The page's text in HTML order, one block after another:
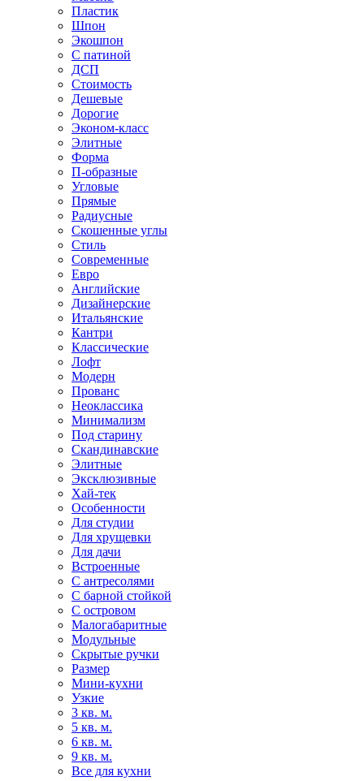
Пластик
Шпон
Экошпон
С патиной
ДСП
Стоимость
Дешевые
Дорогие
Эконом-класс
Элитные
Форма
П-образные
Угловые
Прямые
Радиусные
Скошенные углы
Стиль
Современные
Евро
Английские
Дизайнерские
Итальянские
Кантри
Классические
Лофт
Модерн
Прованс
Неоклассика
Минимализм
Под старину
Скандинавские
Элитные
Эксклюзивные
Хай-тек
Особенности
Для студии
Для хрущевки
Для дачи
Встроенные
С антресолями
С барной стойкой
С островом
Малогабаритные
Модульные
Скрытые ручки
Размер
Мини-кухни
Узкие
3 кв. м.
5 кв. м.
6 кв. м.
9 кв. м.
Все для кухни